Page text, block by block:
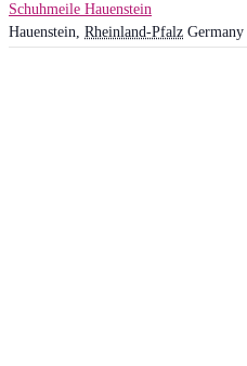
Schuhmeile Hauenstein
Hauenstein, Rheinland-Pfalz Germany